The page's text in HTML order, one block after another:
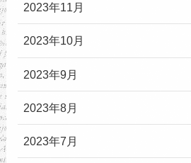
2023年11月
2023年10月
2023年9月
2023年8月
2023年7月